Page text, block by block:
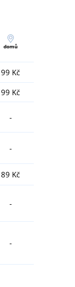
domů
99 Kč
99 Kč
-
-
89 Kč
-
-